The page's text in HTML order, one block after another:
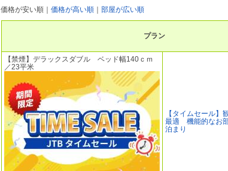
価格が安い順
価格が高い順 部屋が広い順
プラン
【禁煙】デラックスダブル ベッド幅140ｃｍ
／23平米
【タイムセール】
最適 機能的なお
泊まり